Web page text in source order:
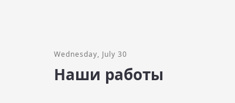
Wednesday, July 30
Наши работы